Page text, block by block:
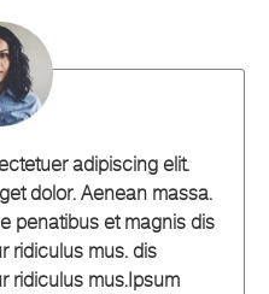
adipiscing elit.
dolor. Aenean massa.
penatibus et magnis dis
ridiculus mus. dis
ridiculus mus.Ipsum